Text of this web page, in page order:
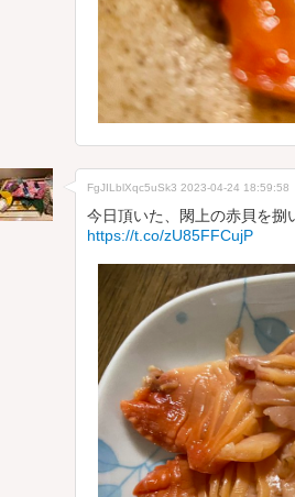
FgJILblXqc5uSk3 2023-04-24 18:59:58
今日頂いた、閖上の赤貝を捌
https://t.co/zU85FFCujP